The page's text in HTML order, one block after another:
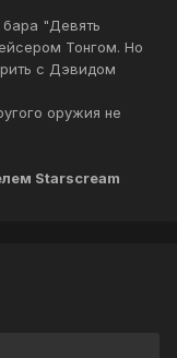
"Девять
Тонгом. Но
с Дэвидом
оружия не
Starscream